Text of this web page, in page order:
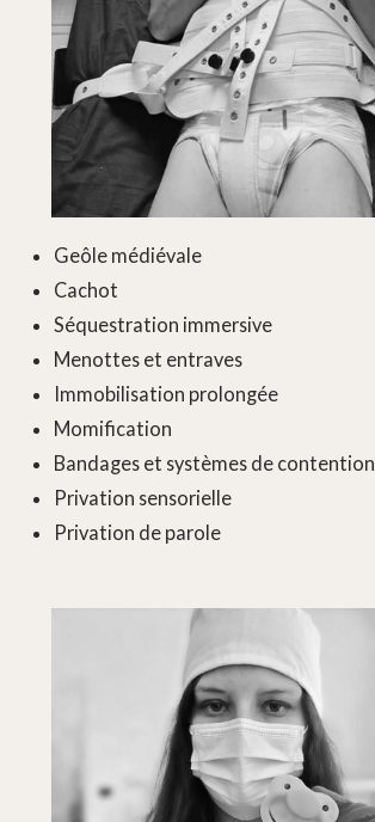
Geôle médiévale
Cachot
Séquestration immersive
Menottes et entraves
Immobilisation prolongée
Momification
Bandages et systèmes de contention
Privation sensorielle
Privation de parole